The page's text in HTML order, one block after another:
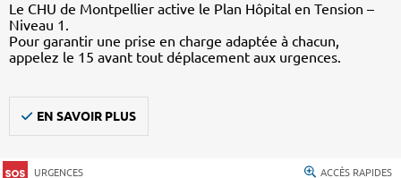
Le CHU de Montpellier active le Plan Hôpital en Tension –
Niveau 1.
Pour garantir une prise en charge adaptée à chacun,
appelez le 15 avant tout déplacement aux urgences.
EN SAVOIR PLUS
URGENCES ACCÈS RAPIDES